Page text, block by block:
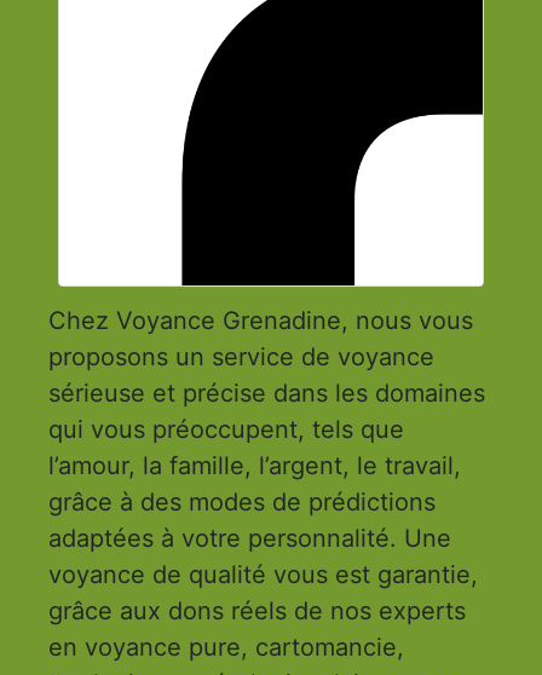
Chez Voyance Grenadine, nous vous
proposons un service de voyance
sérieuse et précise dans les domaines
qui vous préoccupent, tels que
l’amour, la famille, l’argent, le travail,
grâce à des modes de prédictions
adaptées à votre personnalité. Une
voyance de qualité vous est garantie,
grâce aux dons réels de nos experts
en voyance pure, cartomancie,